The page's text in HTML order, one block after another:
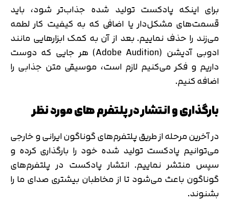
برای اینکه پادکست‌ تولید شده جذاب‌تر شود، باید
قسمت‌های مشکل‌دار یا اضافی که به کیفیت کار لطمه
می‌زند را حذف نماییم. بعد از آن به کمک ابزارهایی مانند
ادوبی آدیشن (Adobe Audition) هر جایی که دوست
داریم و فکر می‌کنیم لازم است، موسیقی متن جذابی را
اضافه کنیم.
بارگذاری و انتشار در پلتفرم های مورد نظر
در آخرین مرحله از طریق پلتفرم‌های گوناگون ایرانی و خارجی
می‌توانیم پادکست تولید شده خود را بارگذاری کرده و
سپس منتشر نماییم. انتشار پادکست در پلتفرم‌های
گوناگون باعث می‌شود تا از مخاطبان بیشتری صدای ما را
بشنوند.